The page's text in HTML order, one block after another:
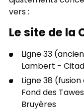
vers :
Le site de la
Ligne 33
Lambert -
Ligne 38
Fond des
Bruyères